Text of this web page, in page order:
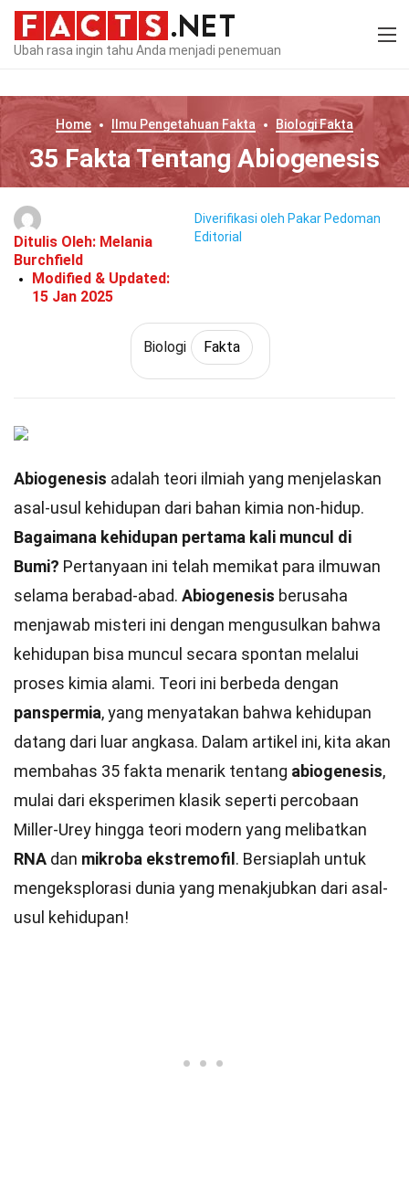
Ubah rasa ingin tahu Anda menjadi penemuan
Home Ilmu Pengetahuan Fakta BiologiFakta
35 Fakta Tentang Abiogenesis
Ditulis Oleh: Melania
Burchfield
Modified & Updated:
15 Jan 2025
Diverifikasi oleh Pakar Pedoman
Editorial
Biologi Fakta
Abiogenesis adalah teori ilmiah yang menjelaskan
asal-usul kehidupan dari bahan kimia non-hidup.
Bagaimana kehidupan pertama kali muncul di
Bumi? Pertanyaan ini telah memikat para ilmuwan
selama berabad-abad. Abiogenesis berusaha
menjawab misteri ini dengan mengusulkan bahwa
kehidupan bisa muncul secara spontan melalui
proses kimia alami. Teori ini berbeda dengan
panspermia, yang menyatakan bahwa kehidupan
datang dari luar angkasa. Dalam artikel ini, kita akan
membahas 35 fakta menarik tentang abiogenesis,
mulai dari eksperimen klasik seperti percobaan
Miller-Urey hingga teori modern yang melibatkan
RNA dan mikroba ekstremofil . Bersiaplah untuk
mengeksplorasi dunia yang menakjubkan dari asal-
usul kehidupan!